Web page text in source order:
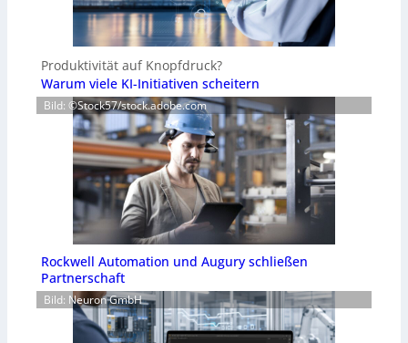
Produktivität auf Knopfdruck?
Warum viele KI-Initiativen scheitern
Bild: ©Stock57/stock.adobe.com
Rockwell Automation und Augury schließen
Partnerschaft
Bild: Neuron GmbH